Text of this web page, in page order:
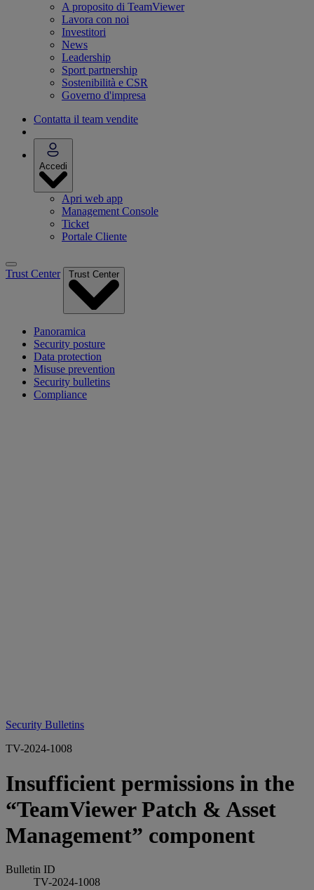
A proposito di TeamViewer
Lavora con noi
Investitori
News
Leadership
Sport partnership
Sostenibilità e CSR
Governo d'impresa
Contatta il team vendite
Accedi
Apri web app
Management Console
Ticket
Portale Cliente
Trust Center Trust Center
Panoramica
Security posture
Data protection
Misuse prevention
Security bulletins
Compliance
Security Bulletins
TV-2024-1008
Insufficient permissions in the
“TeamViewer Patch & Asset
Management” component
Bulletin ID
TV-2024-1008